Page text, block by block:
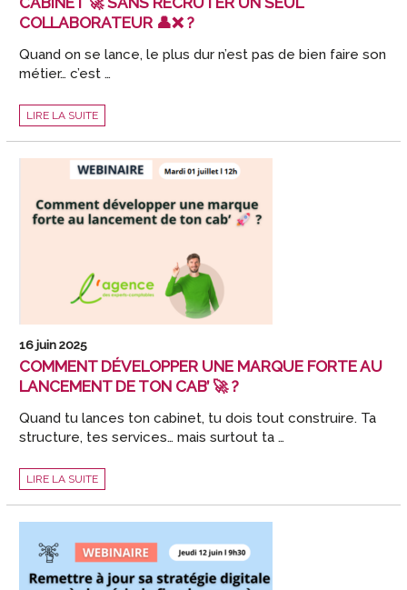
COLLABORATEUR 👤❌ ?
Quand on se lance, le plus dur n’est pas de bien faire son
métier… c’est …
COMMENT
DOUBLER
RENTABILITÉ
SANS
RECRUTER
UN
LIRE LA SUITE
16 juin 2025
COMMENT DÉVELOPPER UNE MARQUE FORTE AU
LANCEMENT DE TON CAB’ 🚀 ?
Quand tu lances ton cabinet, tu dois tout construire. Ta
structure, tes services… mais surtout ta …
COMMENT
DÉVELOPPER
MARQUE
DE
TON
CAB’
🚀
LIRE LA SUITE